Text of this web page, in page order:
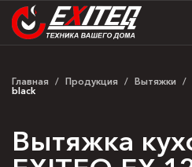
Главная / Продукция / Вытяжки /
black
Вытяжка